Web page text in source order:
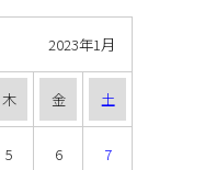
2023年1月
木 金 土
5 6 7